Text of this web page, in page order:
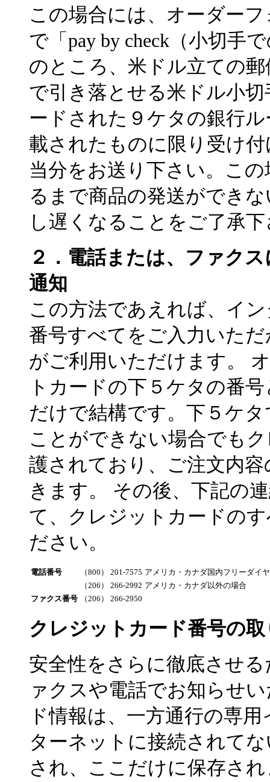
この場合には、オーダー
で「pay by check（小切手
のところ、米ドル立ての
で引き落とせる米ドル小
ードされた９ケタの銀行
載されたものに限り受け
当分をお送り下さい。こ
るまで商品の発送ができ
し遅くなることをご了承
２．電話または、ファク
通知
この方法であえれば、イ
番号すべてをご入力いた
がご利用いただけます。
トカードの下５ケタの番
だけで結構です。下５ケ
ことができない場合でも
護されており、ご注文内
きます。 その後、下記の
て、クレジットカードの
ださい。
電話番号 （800） 201-7575 アメリカ・カナダ国内フリーダイ
（206） 266-2992 アメリカ・カナダ以外の場合
ファクス番号
（206） 266-2950
クレジットカード番号の
安全性をさらに徹底させ
ァクスや電話でお知らせ
ド情報は、一方通行の専
ターネットに接続されて
され、ここだけに保存さ